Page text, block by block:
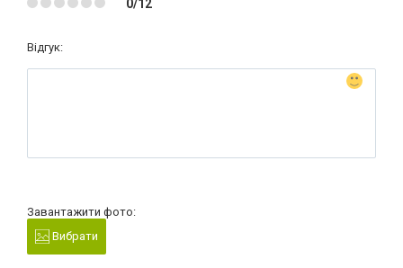
0/12
Відгук:
Завантажити фото:
Вибрати